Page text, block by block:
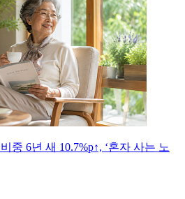
중 6년 새 10.7%p↑, ‘혼자 사는 노